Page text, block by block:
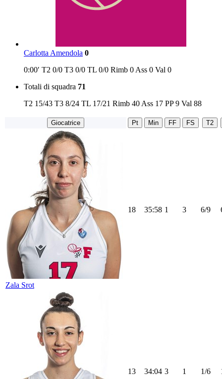
Carlotta Amendola 0
0:00′ T2 0/0 T3 0/0 TL 0/0 Rimb 0 Ass 0 Val 0
Totali di squadra 71
T2 15/43 T3 8/24 TL 17/21 Rimb 40 Ass 17 PP 9 Val 88
Giocatrice Pt Min FF FS T2
Zala Srot
18 35:58 1 3 6/9
13 34:04 3 1 1/6